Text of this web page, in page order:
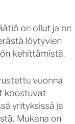
on ollut ja on
löytyvien
kehittämistä.
vuonna
koostuvat
yrityksissä ja
Mukana on